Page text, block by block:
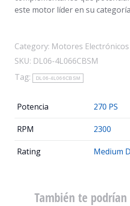
este motor líder en su
Category: Motores Electrónicos
SKU: DL06-4L066CBSM
Tag:
DL06-4L066CBSM
Potencia 270 PS
RPM 2300
Rating Medium
También te